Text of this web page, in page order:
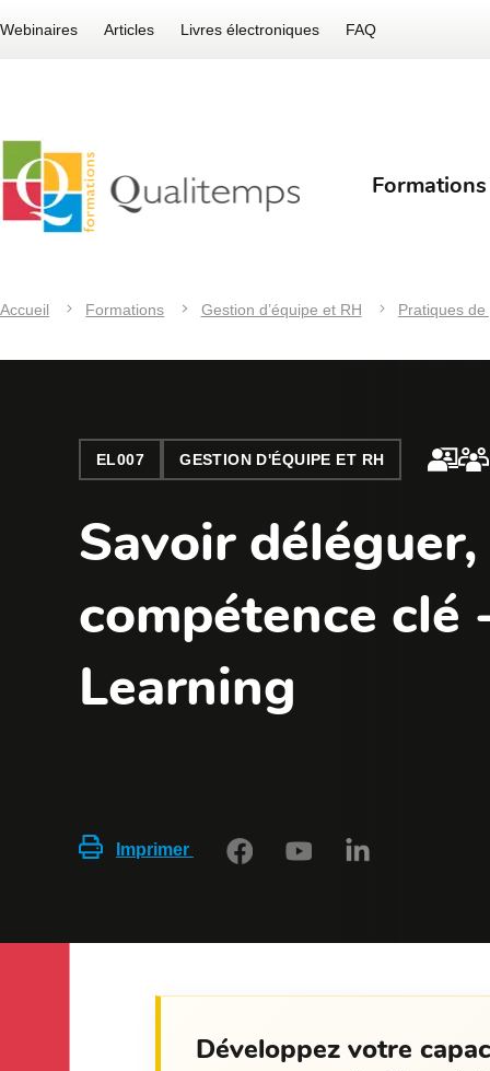
Webinaires Articles Livres électroniques FAQ
Formations
Accueil Formations Gestion d’équipe et RH Pratiques
EL007 GESTION D'ÉQUIPE ET RH
Savoir
compétence clé
Learning
Imprimer
Développez votre